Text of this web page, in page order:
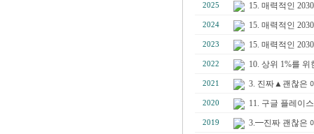
2025 15. 매력적인
2024 15. 매력적인
2023 15. 매력적인
2022 10. 상위 1%를
2021 3. 진짜▲괜찮은
2020 11. 구글 플레이
2019 3.━진짜 괜찮은